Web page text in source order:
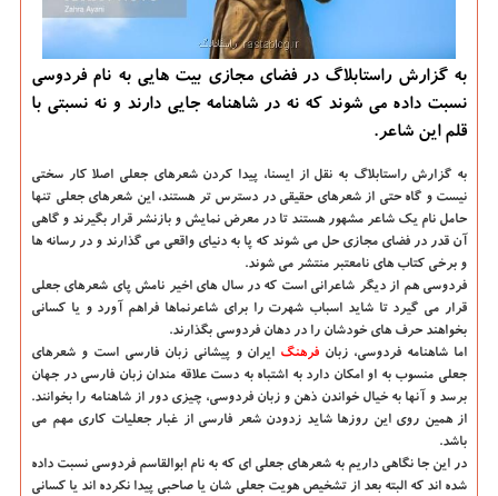
به گزارش راستابلاگ در فضای مجازی بیت هایی به نام فردوسی
نسبت داده می شوند كه نه در شاهنامه جایی دارند و نه نسبتی با
قلم این شاعر.
به گزارش راستابلاگ به نقل از ایسنا، پیدا کردن شعرهای جعلی اصلا کار سختی
نیست و گاه حتی از شعرهای حقیقی در دسترس تر هستند، این شعرهای جعلی تنها
حامل نام یک شاعر مشهور هستند تا در معرض نمایش و بازنشر قرار بگیرند و گاهی
آن قدر در فضای مجازی حل می شوند که پا به دنیای واقعی می گذارند و در رسانه ها
و برخی کتاب های نامعتبر منتشر می شوند.
فردوسی هم از دیگر شاعرانی است که در سال های اخیر نامش پای شعرهای جعلی
قرار می گیرد تا شاید اسباب شهرت را برای شاعرنماها فراهم آورد و یا کسانی
بخواهند حرف های خودشان را در دهان فردوسی بگذارند.
اما شاهنامه فردوسی، زبان فرهنگ ایران و پیشانی زبان فارسی است و شعرهای
جعلی منسوب به او امکان دارد به اشتباه به دست علاقه مندان زبان فارسی در جهان
برسد و آنها به خیال خواندن ذهن و زبان فردوسی، چیزی دور از شاهنامه را بخوانند.
از همین روی این روزها شاید زدودن شعر فارسی از غبار جعلیات کاری مهم می
باشد.
در این جا نگاهی داریم به شعرهای جعلی ای که به نام ابوالقاسم فردوسی نسبت داده
شده اند که البته بعد از تشخیص هویت جعلی شان یا صاحبی پیدا نکرده اند یا کسانی